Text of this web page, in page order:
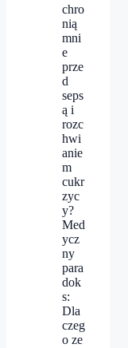
chro
nią
mni
e
prze
d
seps
ą i
rozc
hwi
anie
m
cukr
zyc
y?
Med
ycz
ny
para
dok
s:
Dla
czeg
o ze